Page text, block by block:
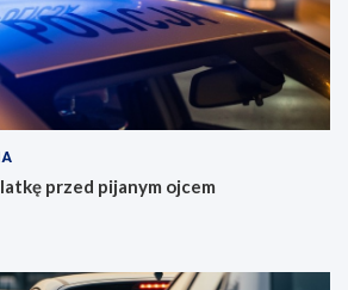
przed pijanym ojcem